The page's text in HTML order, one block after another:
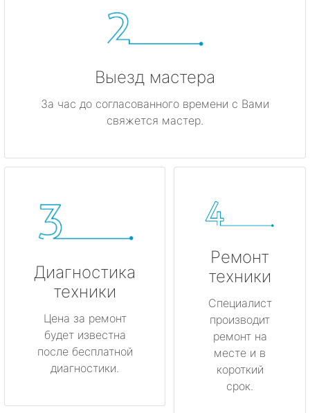
Выезд мастера
За час до согласованного времени с Вами
свяжется мастер.
Диагностика
техники
Цена за ремонт
будет известна
после бесплатной
диагностики.
Ремонт
техники
Специалист
производит
ремонт на
месте и в
короткий
срок.